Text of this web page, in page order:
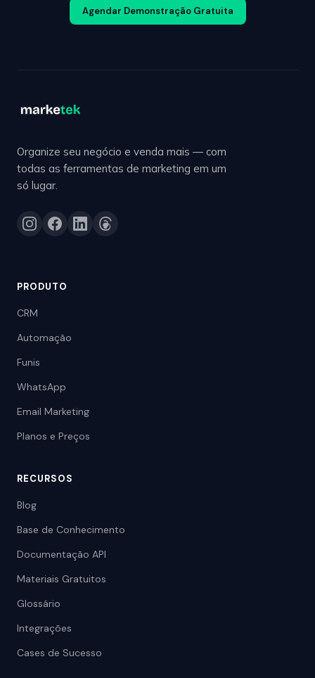
Agendar Demonstração Gratuita
Organize seu negócio e venda mais — com
todas as ferramentas de marketing em um
só lugar.
PRODUTO
CRM
Automação
Funis
WhatsApp
Email Marketing
Planos e Preços
RECURSOS
Blog
Base de Conhecimento
Documentação API
Materiais Gratuitos
Glossário
Integrações
Cases de Sucesso